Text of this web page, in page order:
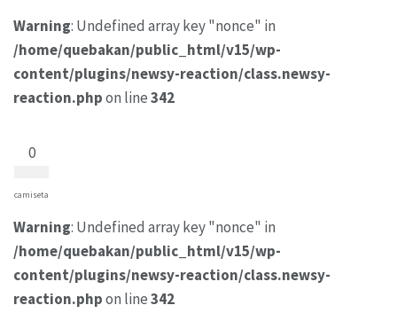
Warning: Undefined array key "nonce" in
/home/quebakan/public_html/v15/wp-
content/plugins/newsy-reaction/class.newsy-
reaction.phpon line342
0
camiseta
Warning: Undefined array key "nonce" in
/home/quebakan/public_html/v15/wp-
content/plugins/newsy-reaction/class.newsy-
reaction.phpon line342